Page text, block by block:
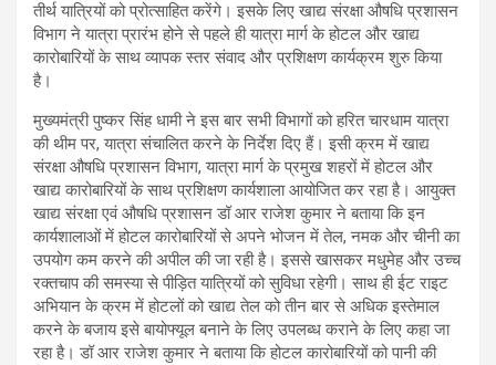
तीर्थ यात्रियों को प्रोत्साहित करेंगे। इसके लिए खाद्य संरक्षा औषधि प्रशासन
विभाग ने यात्रा प्रारंभ होने से पहले ही यात्रा मार्ग के होटल और खाद्य
कारोबारियों के साथ व्यापक स्तर संवाद और प्रशिक्षण कार्यक्रम शुरु किया
है।
मुख्यमंत्री पुष्कर सिंह धामी ने इस बार सभी विभागों को हरित चारधाम यात्रा
की थीम पर, यात्रा संचालित करने के निर्देश दिए हैं। इसी क्रम में खाद्य
संरक्षा औषधि प्रशासन विभाग, यात्रा मार्ग के प्रमुख शहरों में होटल और
खाद्य कारोबारियों के साथ प्रशिक्षण कार्यशाला आयोजित कर रहा है। आयुक्त
खाद्य संरक्षा एवं औषधि प्रशासन डॉ आर राजेश कुमार ने बताया कि इन
कार्यशालाओं में होटल कारोबारियों से अपने भोजन में तेल, नमक और चीनी का
उपयोग कम करने की अपील की जा रही है। इससे खासकर मधुमेह और उच्च
रक्तचाप की समस्या से पीड़ित यात्रियों को सुविधा रहेगी। साथ ही ईट राइट
अभियान के क्रम में होटलों को खाद्य तेल को तीन बार से अधिक इस्तेमाल
करने के बजाय इसे बायोफ्यूल बनाने के लिए उपलब्ध कराने के लिए कहा जा
रहा है। डॉ आर राजेश कुमार ने बताया कि होटल कारोबारियों को पानी की